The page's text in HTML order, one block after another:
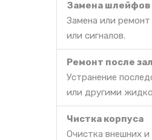
Замена шлейфов
Замена или
или сигналов.
Ремонт после
Устранение
или другими
Чистка корпуса
Очистка внешних